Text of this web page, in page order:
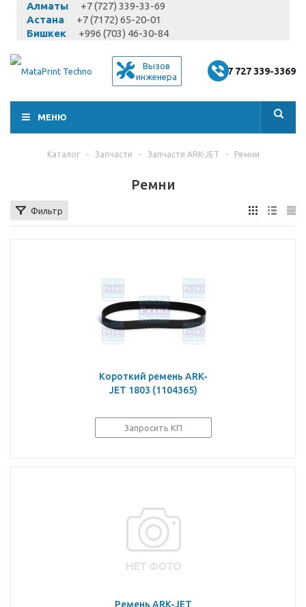
Алматы
+7 (727) 339-33-69
Астана
+7 (7172) 65-20-01
Бишкек
+996 (703) 46-30-84
Вызов
инженера
+7 727 339-3369
МЕНЮ
Каталог - Запчасти - Запчасти ARK-JET - Ремни
Ремни
Фильтр
Короткий ремень ARK-
JET 1803 (1104365)
Запросить КП
Ремень ARK-JET